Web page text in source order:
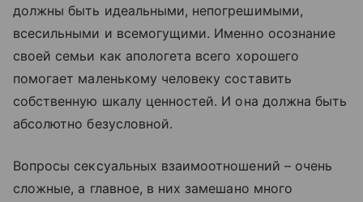
должны быть идеальными, непогрешимыми,
всесильными и всемогущими. Именно осознание
своей семьи как апологета всего хорошего
помогает маленькому человеку составить
собственную шкалу ценностей. И она должна быть
абсолютно безусловной.
Вопросы сексуальных взаимоотношений – очень
сложные, а главное, в них замешано много